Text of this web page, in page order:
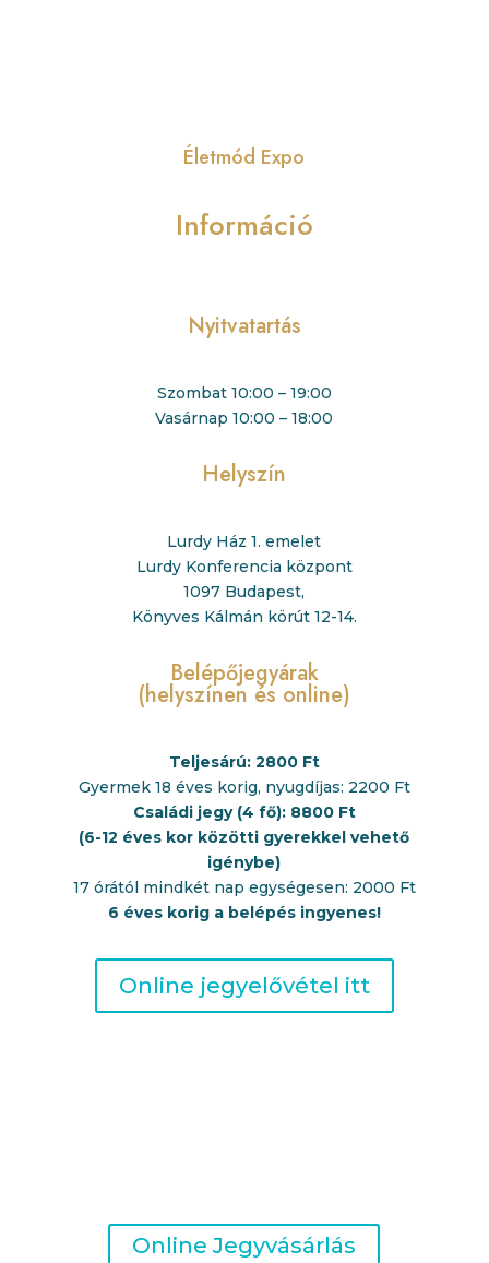
Életmód Expo
Információ
Nyitvatartás
Szombat 10:00 – 19:00
Vasárnap 10:00 – 18:00
Helyszín
Lurdy Ház 1. emelet
Lurdy Konferencia központ
1097 Budapest,
Könyves Kálmán körút 12-14.
Belépőjegyárak
(helyszínen és online)
Teljesárú: 2800 Ft
Gyermek 18 éves korig, nyugdíjas: 2200 Ft
Családi jegy (4 fő): 8800 Ft
(6-12 éves kor közötti gyerekkel vehető
igénybe)
17 órától mindkét nap egységesen: 2000 Ft
6 éves korig a belépés ingyenes!
Online jegyelővétel itt
Online Jegyvásárlás